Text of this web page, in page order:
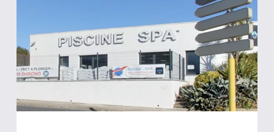
Piscine
Bédarieux